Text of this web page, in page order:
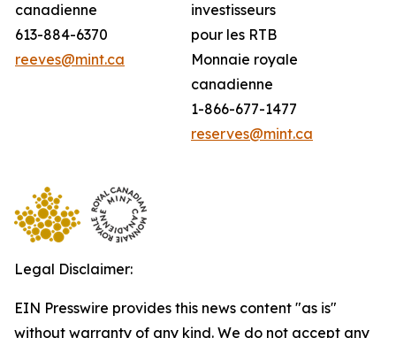
canadienne
613-884-6370
reeves@mint.ca
investisseurs
pour les RTB
Monnaie royale
canadienne
1-866-677-1477
reserves@mint.ca
Legal Disclaimer:
EIN Presswire provides this news content "as is"
without warranty of any kind. We do not accept any